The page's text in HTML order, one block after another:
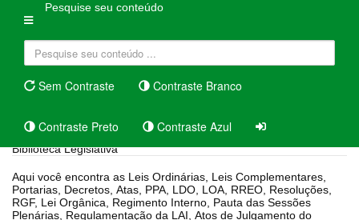
Pesquise seu conteúdo
Sem Contraste Contraste Branco
Contraste Preto Contraste Azul
Biblioteca Legislativa
Aqui você encontra as Leis Ordinárias, Leis Complementares,
Portarias, Decretos, Atas, PPA, LDO, LOA, RREO, Resoluções,
RGF, Lei Orgânica, Regimento Interno, Pauta das Sessões
Plenárias, Regulamentação da LAI, Atos de Julgamento do